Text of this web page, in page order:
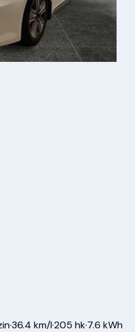
·36.4 km/l·205 hk·7.6 kWh